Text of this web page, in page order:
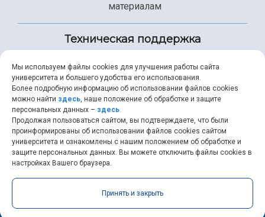
материалам
Техническая поддержка
+7 (846) 267-49-99
help@ssau.ru
Самарский университет © 2026 |ssau.ru
RSS
Мы используем файлы cookies для улучшения работы сайта
университета и большего удобства его использования.
Более подробную информацию об использовании файлов cookies
можно найти здесь, наше положение об обработке и защите
персональных данных – здесь.
Продолжая пользоваться сайтом, вы подтверждаете, что были
проинформированы об использовании файлов cookies сайтом
университета и ознакомлены с нашим положением об обработке и
защите персональных данных. Вы можете отключить файлы cookies в
настройках Вашего браузера.
Принять и закрыть